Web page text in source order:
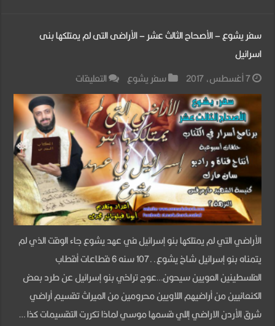
سفر يشوع – الأصحاح الثالث عشر – الأراضى التى لم يمتلكها بنى
اسرائيل
7 أغسطس، 2017
سفر يشوع التعليقات
سفر
يشوع
–
الأصحاح
الثالث
عشر
–
الأراضى
التى
لم
يمتلكها
بنى
اسرائيل
الأراضي التي لم يمتلكها بنو إسرائيل في عهد يشوع جاء الوقت الذي لم
يتمناه بنو إسرائيل شاخ يشوع..107 سنه 6 قطاعات أقطاب
الفلسطينين العويين سيحون…عوج تراخي بنو إسرائيل عن طرد بعض
الكنعانيين من أراضيهم اللاويين محرومين من الميراث تقسيم أراضي
شرق الأردن الاراضي إللي قسمها موسي لماذا تكررت التقسيمات كذا …